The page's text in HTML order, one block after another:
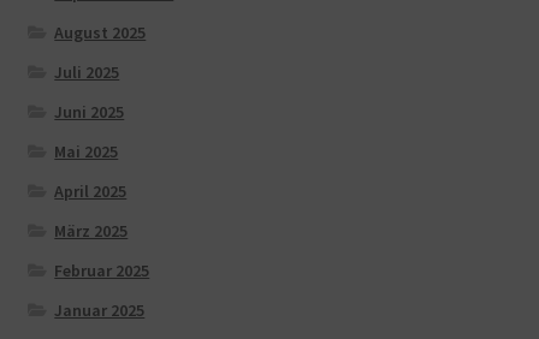
August 2025
Juli 2025
Juni 2025
Mai 2025
April 2025
März 2025
Februar 2025
Januar 2025